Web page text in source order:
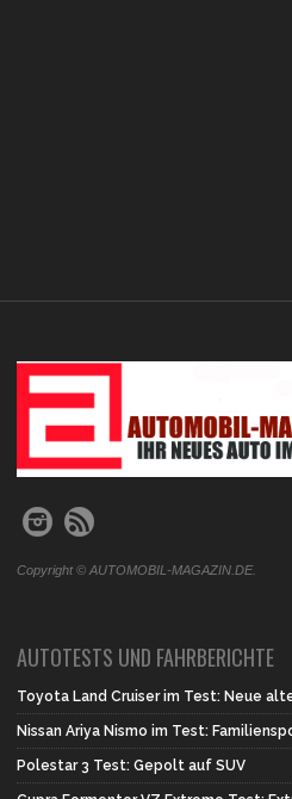
Copyright © AUTOMOBIL-MAGAZIN.DE.
AUTOTESTS UND FAHRBERICHTE
Toyota Land Cruiser im Test: Neue
Nissan Ariya Nismo im Test:
Polestar 3 Test: Gepolt auf SUV